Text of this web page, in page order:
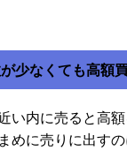
少なくても高額
い内に売ると高
めに売りに出す